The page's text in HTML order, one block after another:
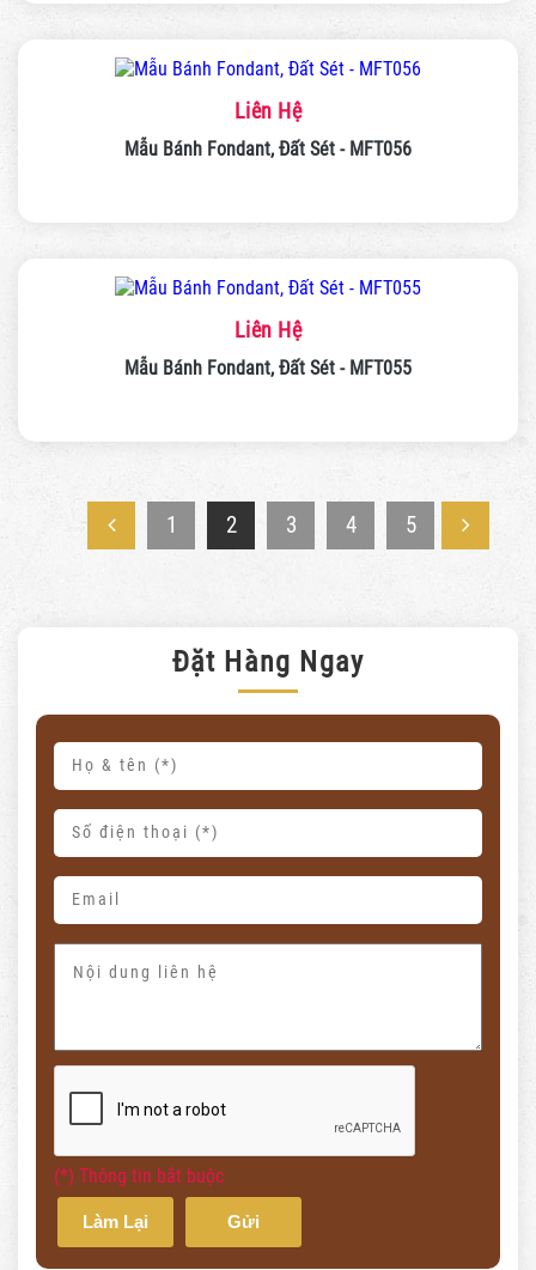
Liên Hệ
Mẫu Bánh Fondant, Đất Sét - MFT056
Liên Hệ
Mẫu Bánh Fondant, Đất Sét - MFT055
1 2 3 4 5
Đặt Hàng Ngay
(*) Thông tin bắt buộc
Làm Lại Gửi